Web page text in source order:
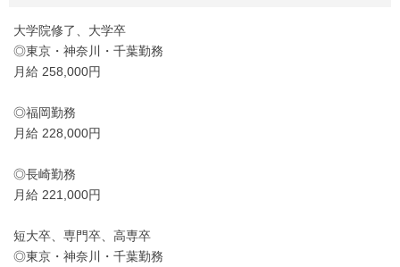
大学院修了、大学卒
◎東京・神奈川・千葉勤務
月給 258,000円
◎福岡勤務
月給 228,000円
◎長崎勤務
月給 221,000円
短大卒、専門卒、高専卒
◎東京・神奈川・千葉勤務